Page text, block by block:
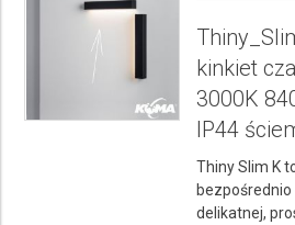
kinkiet
3000K
IP44
Thiny Slim K
bezpośrednio
delikatnej,